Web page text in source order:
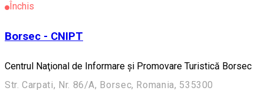
Închis
Borsec - CNIPT
Centrul Naţional de Informare şi Promovare Turistică Borsec
Str. Carpati, Nr. 86/A, Borsec, Romania, 535300